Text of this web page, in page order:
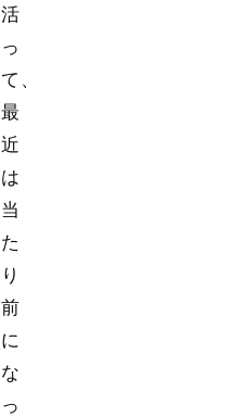
活
っ
て、
最
近
は
当
た
り
前
に
な
っ